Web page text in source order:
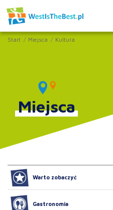
Start Miejsca Kultura
Miejsca
Warto zobaczyć
Gastronomia